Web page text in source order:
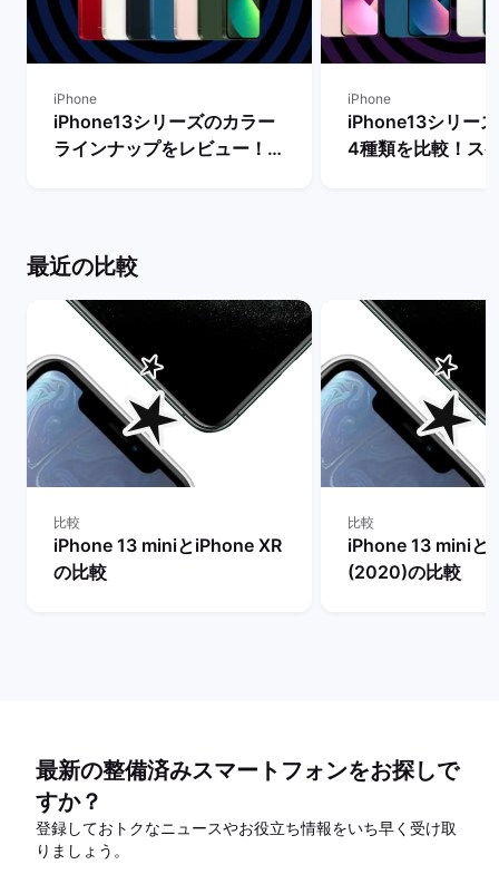
iPhone
iPhone13シリーズのカラー
ラインナップをレビュー！
iPhone
iPhone13シリー
4種類を比較！ス
最近の比較
比較
iPhone 13 miniとiPhone XR
の比較
比較
iPhone 13 miniと
(2020)の比較
最新の整備済みスマートフォンをお探しで
すか？
登録しておトクなニュースやお役立ち情報をいち早く受け取
りましょう。